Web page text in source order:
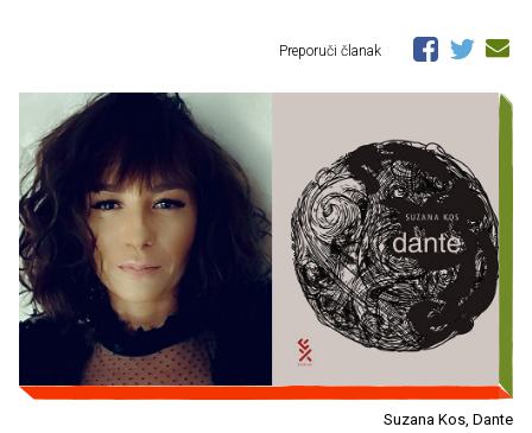
Preporuči članak
Suzana Kos, Dante